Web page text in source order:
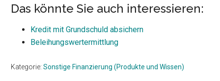
Das könnte Sie auch interessieren:
Kredit mit Grundschuld absichern
Beleihungswertermittlung
Kategorie:Sonstige Finanzierung (Produkte und Wissen)